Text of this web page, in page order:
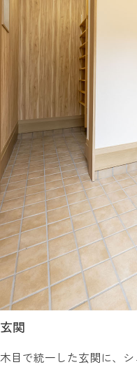
玄関
木目で統一した玄関に、